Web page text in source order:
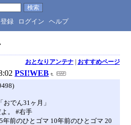
録 ログイン ヘルプ
おとなりアンテナ| おすすめページ
PSI!WEB
おでん31ヶ月」
。 #右手
年前のひとゴマ 10年前のひとゴマ 20